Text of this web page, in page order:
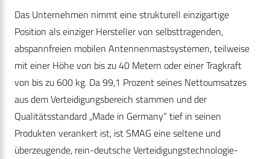
Das Unternehmen nimmt eine strukturell einzigartige
Position als einziger Hersteller von selbsttragenden,
abspannfreien mobilen Antennenmastsystemen, teilweise
mit einer Höhe von bis zu 40 Metern oder einer Tragkraft
von bis zu 600 kg. Da 99,1 Prozent seines Nettoumsatzes
aus dem Verteidigungsbereich stammen und der
Qualitätsstandard „Made in Germany“ tief in seinen
Produkten verankert ist, ist SMAG eine seltene und
überzeugende, rein-deutsche Verteidigungstechnologie-